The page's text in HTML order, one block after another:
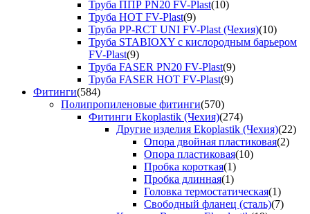
Труба ППР PN20 FV-Plast(10)
Труба HOT FV-Plast(9)
Труба PP-RCT UNI FV-Plast (Чехия)(10)
Труба STABIOXY с кислородным барьером
FV-Plast(9)
Труба FASER PN20 FV-Plast(9)
Труба FASER HOT FV-Plast(9)
Фитинги(584)
Полипропиленовые фитинги(570)
Фитинги Ekoplastik (Чехия)(274)
Другие изделия Ekoplastik (Чехия)(22)
Опора двойная пластиковая(2)
Опора пластиковая(10)
Пробка короткая(1)
Пробка длинная(1)
Головка термостатическая(1)
Свободный фланец (сталь)(7)